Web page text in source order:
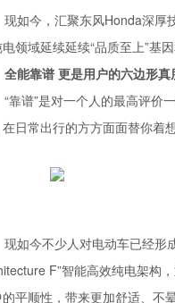
现如今，汇聚东风Honda深厚
领域延续延续“品质至上”基
全能靠谱 更是用户的六边形真
“靠谱”是对一个人的最高评价
日常出行的方方面面替你着
现如今不少人对电动车已经形
F”智能高效纯电架构
平顺性，带来更加舒适、不